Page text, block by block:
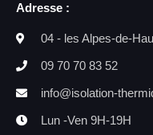
Adresse :
04 - les Alpes-de-
09 70 70 83 52
info@isolation-
Lun -Ven 9H-19H